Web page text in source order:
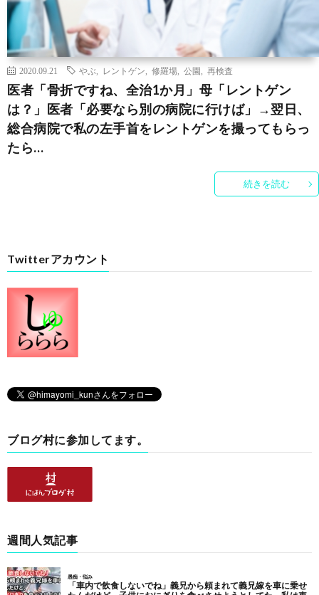
2020.09.21 やぶ レントゲン 修羅場 公園 再検査
医者「骨折ですね、全治1か月」母「レントゲン
は？」医者「必要なら別の病院に行けば」→翌日、
総合病院で私の左手首をレントゲンを撮ってもらっ
たら…
続きを読む
Twitterアカウント
ブログ村に参加してます。
週間人気記事